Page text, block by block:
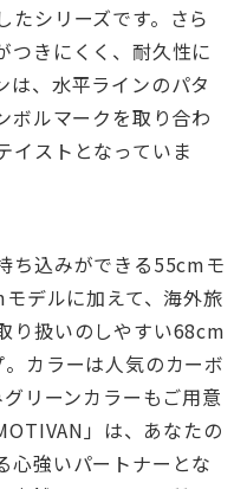
たシリーズです。さら
つきにくく、耐久性に
は、水平ラインのパタ
ボルマークを取り合わ
イストとなっていま
ち込みができる55cmモ
デルに加えて、海外旅
り扱いのしやすい68cm
カラーは人気のカーボ
リーンカラーもご用意
」は、あなたの
心強いパートナーとな